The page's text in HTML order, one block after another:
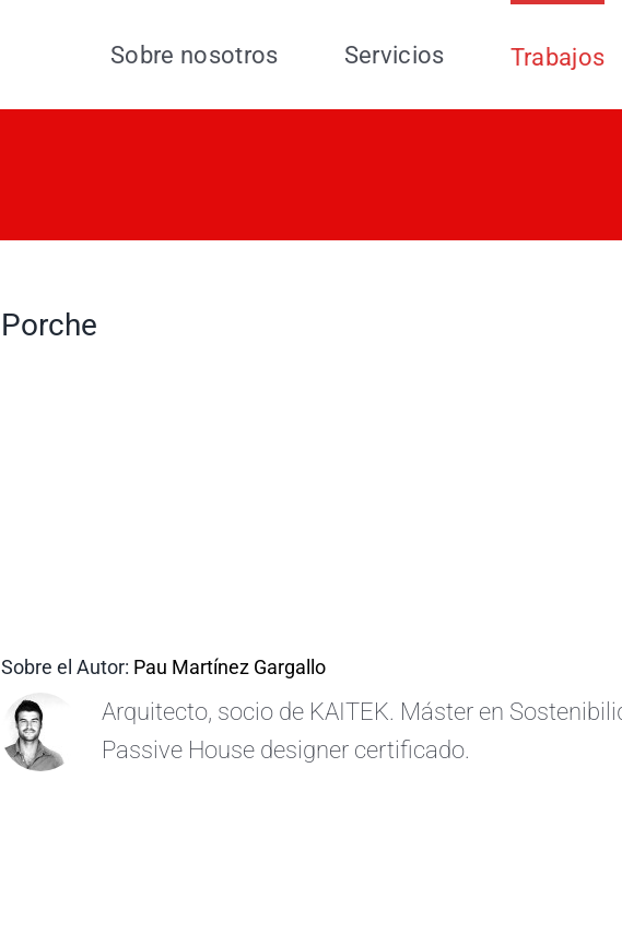
Sobre nosotros Servicios Trabajos
Porche
Sobre el Autor: Pau Martínez Gargallo
Arquitecto, socio de KAITEK. Máster en
Passive House designer certificado.